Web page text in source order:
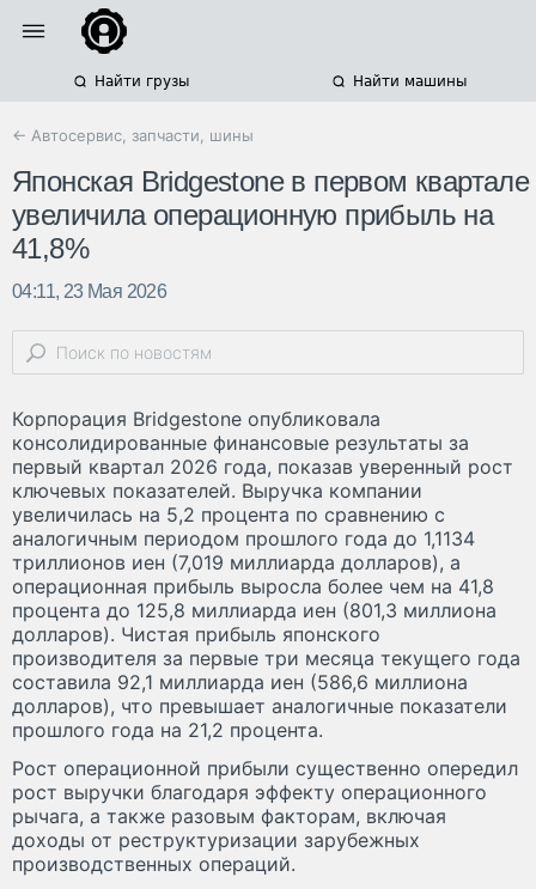
Найти грузы Найти машины
← Автосервис, запчасти, шины
Японская Bridgestone в первом квартале
увеличила операционную прибыль на
41,8%
04:11, 23 Мая 2026
Корпорация Bridgestone опубликовала
консолидированные финансовые результаты за
первый квартал 2026 года, показав уверенный рост
ключевых показателей. Выручка компании
увеличилась на 5,2 процента по сравнению с
аналогичным периодом прошлого года до 1,1134
триллионов иен (7,019 миллиарда долларов), а
операционная прибыль выросла более чем на 41,8
процента до 125,8 миллиарда иен (801,3 миллиона
долларов). Чистая прибыль японского
производителя за первые три месяца текущего года
составила 92,1 миллиарда иен (586,6 миллиона
долларов), что превышает аналогичные показатели
прошлого года на 21,2 процента.
Рост операционной прибыли существенно опередил
рост выручки благодаря эффекту операционного
рычага, а также разовым факторам, включая
доходы от реструктуризации зарубежных
производственных операций.